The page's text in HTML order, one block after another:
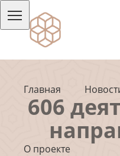
Главная
О проекте
606